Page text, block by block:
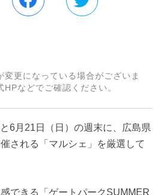
変更になっている場合がございま
などでご確認ください。
6月21日（日）の週末に、広島県
される「マルシェ」を厳選して
できる「ゲートパークSUMMER